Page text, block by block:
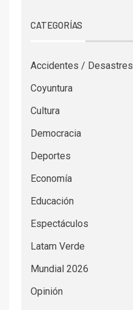
CATEGORÍAS
Accidentes / Desastres
Coyuntura
Cultura
Democracia
Deportes
Economía
Educación
Espectáculos
Latam Verde
Mundial 2026
Opinión